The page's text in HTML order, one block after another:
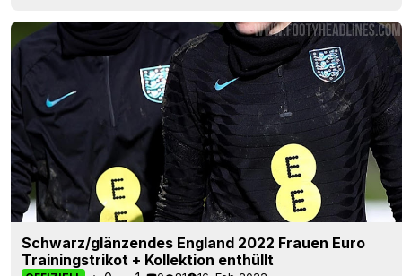
Schwarz/glänzendes England 2022 Frauen Euro
Trainingstrikot + Kollektion enthüllt